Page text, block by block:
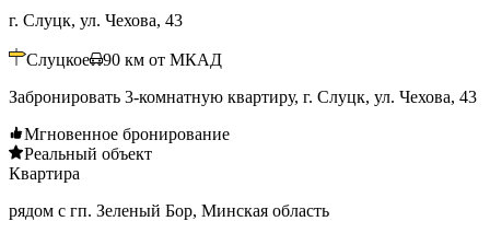
г. Слуцк, ул. Чехова, 43
Слуцкое 90 км от МКАД
Забронировать 3-комнатную квартиру, г. Слуцк, ул. Чехова, 43
Мгновенное бронирование
Реальный объект
Квартира
рядом с гп. Зеленый Бор, Минская область